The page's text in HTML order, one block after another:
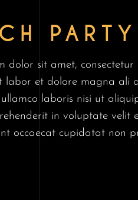
PARTY
dolor sit amet,
labor et dolore magna ali
laboris nisi ut
in voluptate velit
occaecat cupidatat non